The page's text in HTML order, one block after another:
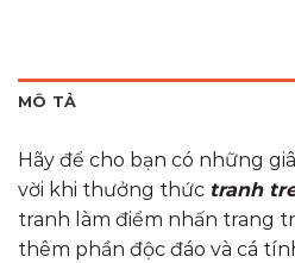
MÔ TẢ
Hãy để cho bạn có những
vời khi thưởng thức tranh
tranh làm điểm nhấn trang
thêm phần độc đáo và cá